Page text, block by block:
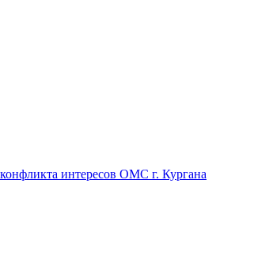
интересов ОМС г. Кургана